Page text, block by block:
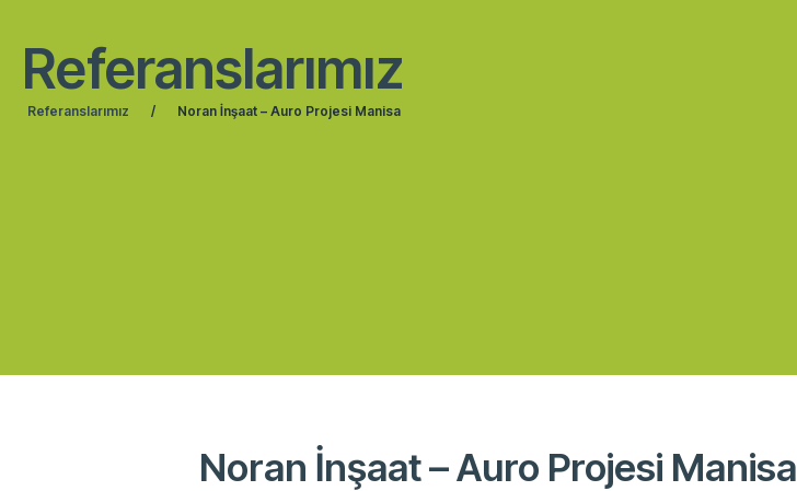
Referanslarımız
Referanslarımız / Noran İnşaat – Auro Projesi Manisa
Noran İnşaat – Auro Projesi Manisa